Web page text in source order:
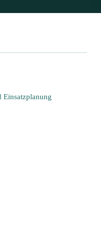
Einsatzplanung